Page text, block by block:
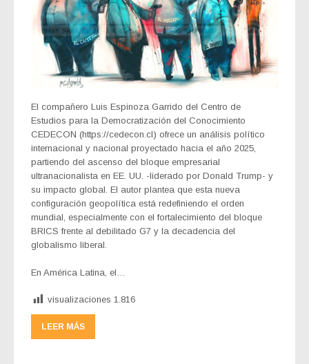
El compañero Luis Espinoza Garrido del Centro de
Estudios para la Democratización del Conocimiento
CEDECON (https://cedecon.cl) ofrece un análisis político
internacional y nacional proyectado hacia el año 2025,
partiendo del ascenso del bloque empresarial
ultranacionalista en EE. UU. -liderado por Donald Trump- y
su impacto global. El autor plantea que esta nueva
configuración geopolítica está redefiniendo el orden
mundial, especialmente con el fortalecimiento del bloque
BRICS frente al debilitado G7 y la decadencia del
globalismo liberal.
En América Latina, el…
visualizaciones 1.816
LEER MÁS